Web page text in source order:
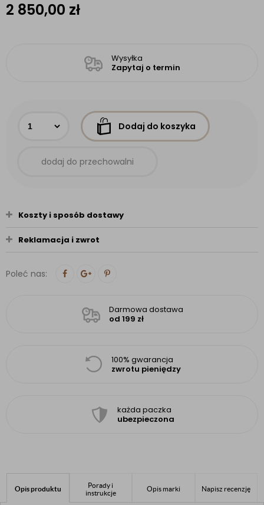
2 850,00 zł
Wysyłka
Zapytaj o termin
Dodaj do koszyka
dodaj do przechowalni
Koszty i sposób dostawy
Reklamacja i zwrot
Poleć nas:
Darmowa dostawa
od 199 zł
100% gwarancja
zwrotu pieniędzy
każda paczka
ubezpieczona
Opis produktu
Porady i
instrukcje
Opis marki Napisz recenzję